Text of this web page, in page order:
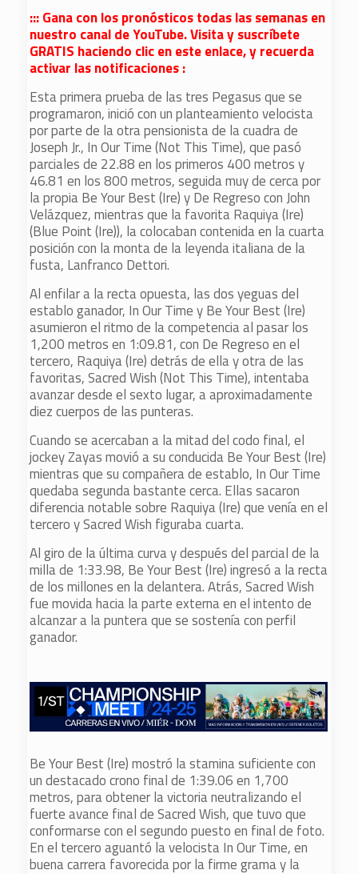
::: Gana con los pronósticos todas las semanas en
nuestro canal de YouTube. Visita y suscríbete
GRATIS haciendo clic en este enlace, y recuerda
activar las notificaciones :
Esta primera prueba de las tres Pegasus que se
programaron, inició con un planteamiento velocista
por parte de la otra pensionista de la cuadra de
Joseph Jr., In Our Time (Not This Time), que pasó
parciales de 22.88 en los primeros 400 metros y
46.81 en los 800 metros, seguida muy de cerca por
la propia Be Your Best (Ire) y De Regreso con John
Velázquez, mientras que la favorita Raquiya (Ire)
(Blue Point (Ire)), la colocaban contenida en la cuarta
posición con la monta de la leyenda italiana de la
fusta, Lanfranco Dettori.
Al enfilar a la recta opuesta, las dos yeguas del
establo ganador, In Our Time y Be Your Best (Ire)
asumieron el ritmo de la competencia al pasar los
1,200 metros en 1:09.81, con De Regreso en el
tercero, Raquiya (Ire) detrás de ella y otra de las
favoritas, Sacred Wish (Not This Time), intentaba
avanzar desde el sexto lugar, a aproximadamente
diez cuerpos de las punteras.
Cuando se acercaban a la mitad del codo final, el
jockey Zayas movió a su conducida Be Your Best (Ire)
mientras que su compañera de establo, In Our Time
quedaba segunda bastante cerca. Ellas sacaron
diferencia notable sobre Raquiya (Ire) que venía en el
tercero y Sacred Wish figuraba cuarta.
Al giro de la última curva y después del parcial de la
milla de 1:33.98, Be Your Best (Ire) ingresó a la recta
de los millones en la delantera. Atrás, Sacred Wish
fue movida hacia la parte externa en el intento de
alcanzar a la puntera que se sostenía con perfil
ganador.
Be Your Best (Ire) mostró la stamina suficiente con
un destacado crono final de 1:39.06 en 1,700
metros, para obtener la victoria neutralizando el
fuerte avance final de Sacred Wish, que tuvo que
conformarse con el segundo puesto en final de foto.
En el tercero aguantó la velocista In Our Time, en
buena carrera favorecida por la firme grama y la